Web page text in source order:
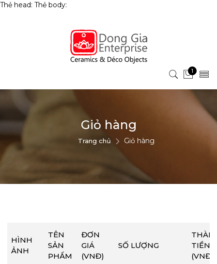
Thẻ head: Thẻ body:
1
Giỏ hàng
Trang chủ Giỏ hàng
HÌNH
ẢNH
TÊN
SẢN
PHẨM
ĐƠN
GIÁ
(VNĐ)
SỐ LƯỢNG
TIỀN
(VNĐ)